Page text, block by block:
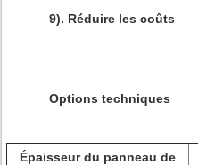
9). Réduire les coûts
Options techniques
Épaisseur du panneau de